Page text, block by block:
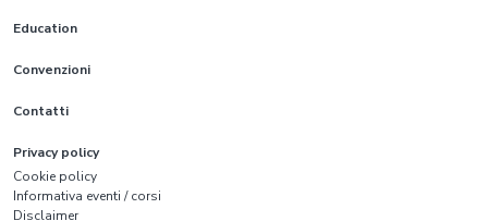
Education
Convenzioni
Contatti
Privacy policy
Cookie policy
Informativa eventi / corsi
Disclaimer